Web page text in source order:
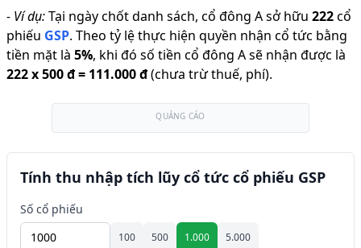
- Ví dụ:Tại ngày chốt danh sách, cổ đông A sở hữu 222cổ
phiếu GSP. Theo tỷ lệ thực hiện quyền nhận cổ tức bằng
tiền mặt là 5%, khi đó số tiền cổ đông A sẽ nhận được là
222x500 đ= 111.000 đ(chưa trừ thuế, phí).
QUẢNG CÁO
Tính thu nhập tích lũy cổ tức cổ phiếu GSP
Số cổ phiếu
100 500 1.000 5.000